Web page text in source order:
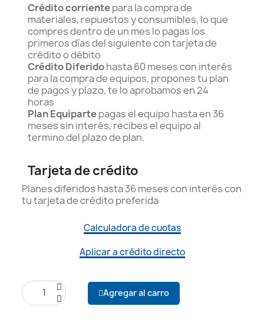
Crédito corrientepara la compra de
materiales, repuestos y consumibles, lo que
compres dentro de un mes lo pagas los
primeros días del siguiente con tarjeta de
crédito o débito
Crédito Diferidohasta 60 meses con interés
para la compra de equipos, propones tu plan
de pagos y plazo, te lo aprobamos en 24
horas
Plan Equipartepagas el equipo hasta en 36
meses sin interés, recibes el equipo al
termino del plazo de plan.
Tarjeta de crédito
Planes diferidos hasta 36 meses con interés con
tu tarjeta de crédito preferida
Calculadora de cuotas
Aplicar a crédito directo
Agregar al carro